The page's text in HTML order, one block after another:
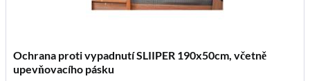
Ochrana proti vypadnutí SLIIPER 190x50cm, včetně
upevňovacího pásku